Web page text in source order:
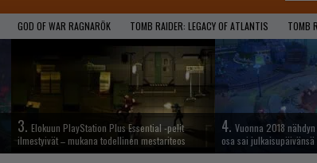
GOD OF WAR RAGNARÖK TOMB RAIDER: LEGACY OF ATLANTIS TOMB
3. Elokuun PlayStation Plus Essential -pelit
ilmestyivät – mukana todellinen mestariteos
4. Vuonna 2018
osa sai julkaisupäivänsä